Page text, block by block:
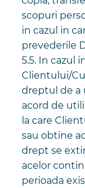
scopuri
in cazul in
prevederile
5.5. In cazul
Clientului/
dreptul de a
acord de
la care
sau obtine
drept se
acelor
perioada